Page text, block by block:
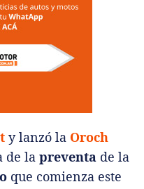
y lanzó la Oroch
de la preventa de la
que comienza este